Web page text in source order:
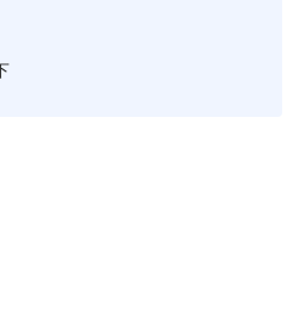
）文件规定，高等教育自学
准为每生每科50元；